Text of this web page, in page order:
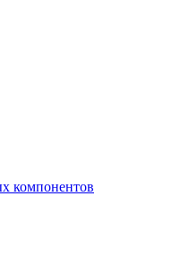
компонентов